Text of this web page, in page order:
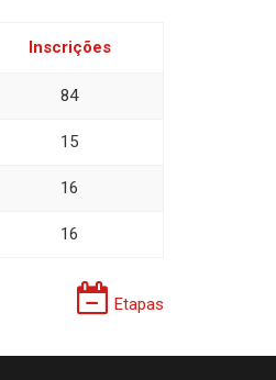
Inscrições
84
15
16
16
Etapas